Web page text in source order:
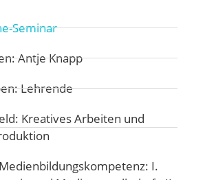
Seminar
Antje Knapp
Lehrende
Kreatives Arbeiten und
I.